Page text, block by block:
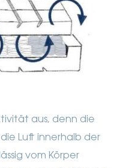
aus, denn die
Luft innerhalb der
vom Körper